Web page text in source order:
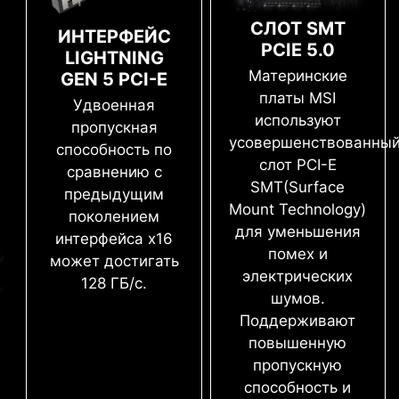
Продукты MSI отличаются превосходной
совместимостью с операционной системой
Windows 11, избавляя пользователей от
множества проблем. Наши специалисты
позаботились о том, чтобы при установке
новейшей версии Microsoft Windows каждое
устройство MSI работало именно так, как
задумывалось.
* При установке материнской платы снимите с
корпуса все ненужные крепежные стойки.
Тыловые и фронтальные
порты USB
ПОДАВЛЕНИЕ ВЫБРОСОВ
НАПРЯЖЕНИЯ
TVS-диоды – устройства, защищающие
электронику от избыточного напряжения.
ИНТЕРФЕЙС
LIGHTNING
GEN 5 PCI-E
Удвоенная
пропускная
способность по
сравнению с
предыдущим
поколением
интерфейса x16
может достигать
128 ГБ/с.
СЛОТ SMT
PCIE 5.0
Материнские
платы MSI
используют
слот PCI-E
SMT(Surface
Mount Technology)
для уменьшения
помех и
электрических
шумов.
Поддерживают
повышенную
пропускную
способность и
уровень производительности оперативной
ЛЕГКИЙ РАЗГОН С ПОМОЩЬЮ
XMP-ПРОФИЛЕЙ
УПРОЩЕННЫЙ
РЕЖИМ
EZ-MODE
РАСШИРЕННЫЙ
РЕЖИМ
ADVANCED MODE
XMP-ПРОФИЛЬ
Для автоматического разгона совместимых